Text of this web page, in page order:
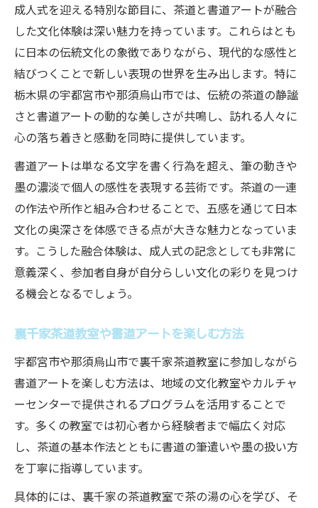
成人式を迎える特別な節目に、茶道と書道アートが融合
した文化体験は深い魅力を持っています。これらはとも
に日本の伝統文化の象徴でありながら、現代的な感性と
結びつくことで新しい表現の世界を生み出します。特に
栃木県の宇都宮市や那須烏山市では、伝統の茶道の静謐
さと書道アートの動的な美しさが共鳴し、訪れる人々に
心の落ち着きと感動を同時に提供しています。
書道アートは単なる文字を書く行為を超え、筆の動きや
墨の濃淡で個人の感性を表現する芸術です。茶道の一連
の作法や所作と組み合わせることで、五感を通じて日本
文化の奥深さを体感できる点が大きな魅力となっていま
す。こうした融合体験は、成人式の記念としても非常に
意義深く、参加者自身が自分らしい文化の彩りを見つけ
る機会となるでしょう。
裏千家茶道教室や書道アートを楽しむ方法
宇都宮市や那須烏山市で裏千家茶道教室に参加しながら
書道アートを楽しむ方法は、地域の文化教室やカルチャ
ーセンターで提供されるプログラムを活用することで
す。多くの教室では初心者から経験者まで幅広く対応
し、茶道の基本作法とともに書道の筆遣いや墨の扱い方
を丁寧に指導しています。
具体的には、裏千家の茶道教室で茶の湯の心を学び、そ